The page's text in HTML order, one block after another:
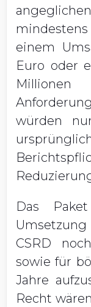
einem
Euro oder
würden
Das
CSRD
sowie für
Jahre
Recht